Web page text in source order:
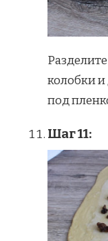
колобки и
под
Шаг 11: